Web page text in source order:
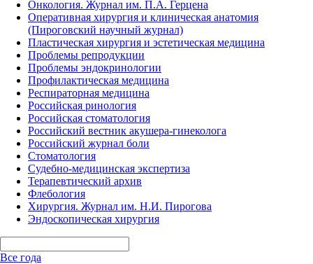
Онкология. Журнал им. П.А. Герцена
Оперативная хирургия и клиническая анатомия
(Пироговский научный журнал)
Пластическая хирургия и эстетическая медицина
Проблемы репродукции
Проблемы эндокринологии
Профилактическая медицина
Респираторная медицина
Российская ринология
Российская стоматология
Российский вестник акушера-гинеколога
Российский журнал боли
Стоматология
Судебно-медицинская экспертиза
Терапевтический архив
Флебология
Хирургия. Журнал им. Н.И. Пирогова
Эндоскопическая хирургия
Все года